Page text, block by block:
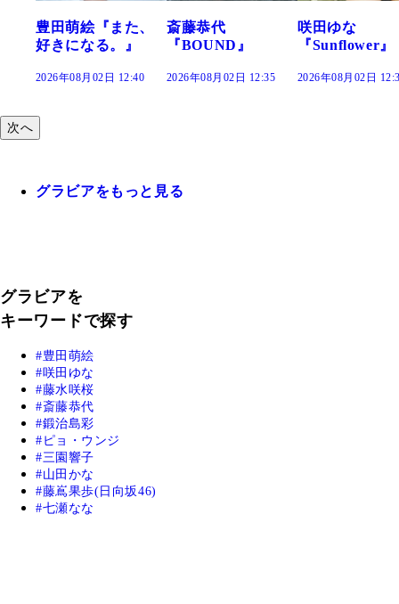
斎藤恭代
『BOUND』
2026年08月02日 12:35
咲田ゆな
『Sunflower』
2026年08月02日 12:30
藤水咲桜『花
だまり』
2026年08月02日
次へ
グラビアをもっと見る
グラビアを
キーワードで探す
豊田萌絵
咲田ゆな
藤水咲桜
斎藤恭代
鍛治島彩
ピョ・ウンジ
三園響子
山田かな
藤嶌果歩(日向坂46)
七瀬なな